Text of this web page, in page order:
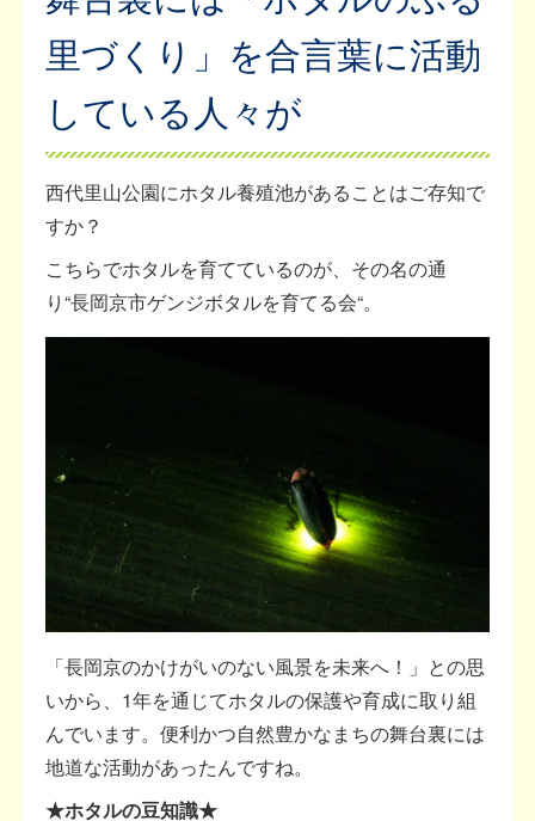
里づくり」を合言葉に活動
している人々が
西代里山公園にホタル養殖池があることはご存知で
すか？
こちらでホタルを育てているのが、その名の通
り“長岡京市ゲンジボタルを育てる会“。
「長岡京のかけがいのない風景を未来へ！」との思
いから、1年を通じてホタルの保護や育成に取り組
んでいます。便利かつ自然豊かなまちの舞台裏には
地道な活動があったんですね。
★ホタルの豆知識★